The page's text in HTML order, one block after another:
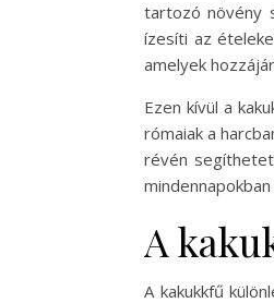
tartozó növény
ízesíti az
amelyek
Ezen kívül a
rómaiak a
révén
A
A kakukkfű